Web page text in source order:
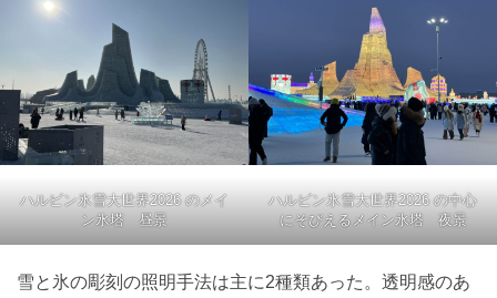
ハルビン氷雪大世界2026 のメイ
ン氷塔 昼景
ハルビン氷雪大世界2026 の中心
にそびえるメイン氷塔 夜景
雪と氷の彫刻の照明手法は主に2種類あった。透明感のあ